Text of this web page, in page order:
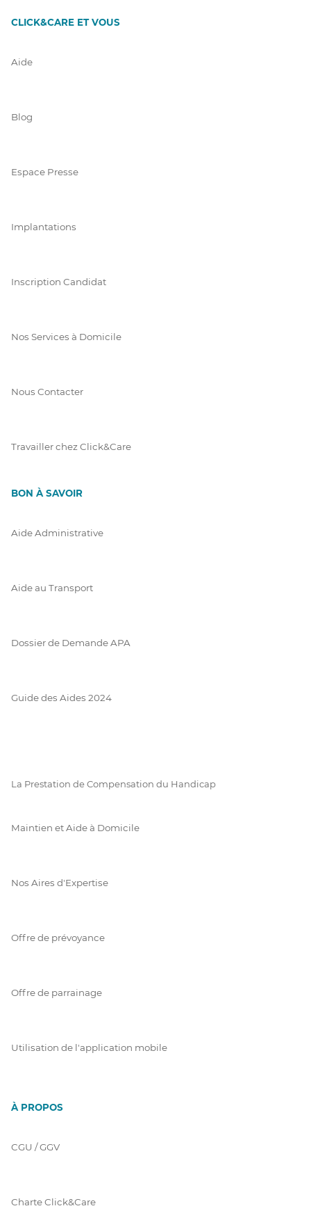
CLICK&CARE ET VOUS
Aide
Blog
Espace Presse
Implantations
Inscription Candidat
Nos Services à Domicile
Nous Contacter
Travailler chez Click&Care
BON À SAVOIR
Aide Administrative
Aide au Transport
Dossier de Demande APA
Guide des Aides 2024
La Prestation de Compensation du Handicap
Maintien et Aide à Domicile
Nos Aires d'Expertise
Offre de prévoyance
Offre de parrainage
Utilisation de l'application mobile
À PROPOS
CGU / GGV
Charte Click&Care